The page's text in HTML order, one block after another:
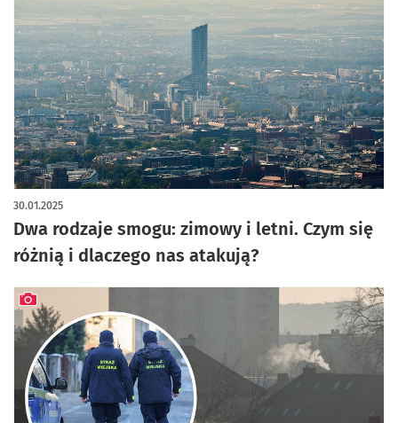
Dwa rodzaje smogu: zimowy i letni. Czym się
różnią i dlaczego nas atakują?
30.01.2025